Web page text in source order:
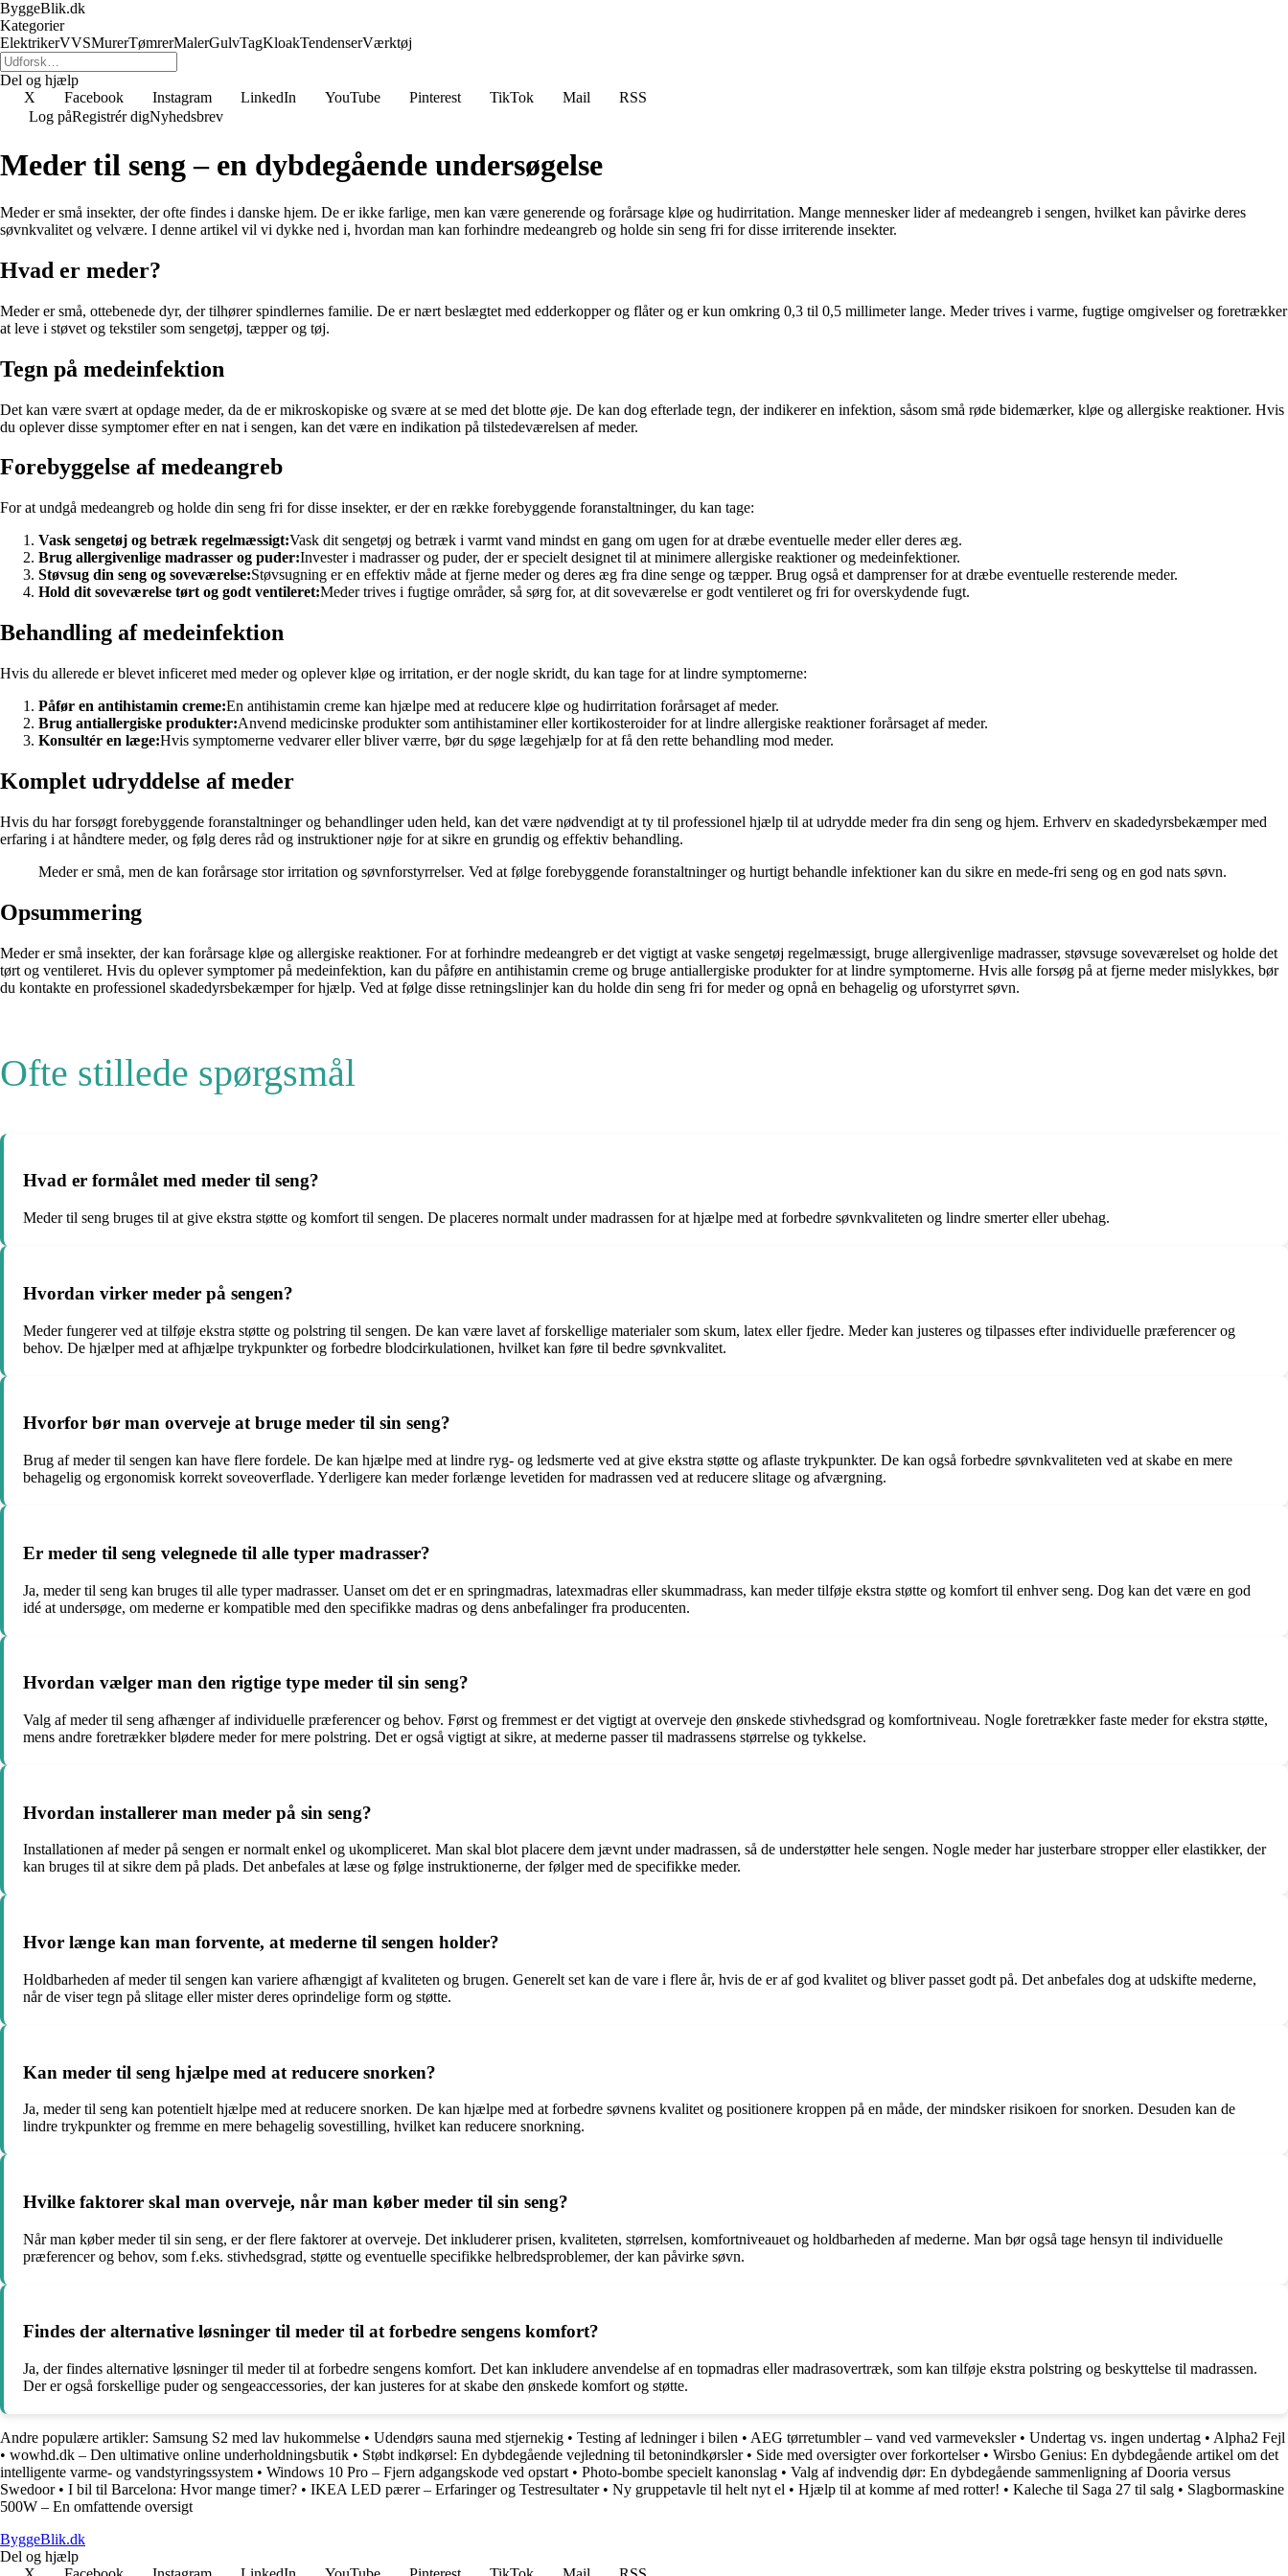
ByggeBlik.dk
Kategorier
ElektrikerVVSMurerTømrerMalerGulvTagKloakTendenserVærktøj
Del og hjælp
X
Facebook Instagram LinkedIn YouTube Pinterest TikTok Mail
RSS
Log påRegistrér digNyhedsbrev
Meder til seng – en dybdegående undersøgelse
Meder er små insekter, der ofte findes i danske hjem. De er ikke farlige, men kan være generende og forårsage kløe og hudirritation. Mange mennesker lider af medeangreb i sengen, hvilket kan påvirke deres
søvnkvalitet og velvære. I denne artikel vil vi dykke ned i, hvordan man kan forhindre medeangreb og holde sin seng fri for disse irriterende insekter.
Hvad er meder?
Meder er små, ottebenede dyr, der tilhører spindlernes familie. De er nært beslægtet med edderkopper og flåter og er kun omkring 0,3 til 0,5 millimeter lange. Meder trives i varme, fugtige omgivelser og foretrækker
at leve i støvet og tekstiler som sengetøj, tæpper og tøj.
Tegn på medeinfektion
Det kan være svært at opdage meder, da de er mikroskopiske og svære at se med det blotte øje. De kan dog efterlade tegn, der indikerer en infektion, såsom små røde bidemærker, kløe og allergiske reaktioner. Hvis
du oplever disse symptomer efter en nat i sengen, kan det være en indikation på tilstedeværelsen af meder.
Forebyggelse af medeangreb
For at undgå medeangreb og holde din seng fri for disse insekter, er der en række forebyggende foranstaltninger, du kan tage:
Vask sengetøj og betræk regelmæssigt:Vask dit sengetøj og betræk i varmt vand mindst en gang om ugen for at dræbe eventuelle meder eller deres æg.
Brug allergivenlige madrasser og puder:Invester i madrasser og puder, der er specielt designet til at minimere allergiske reaktioner og medeinfektioner.
Støvsug din seng og soveværelse:Støvsugning er en effektiv måde at fjerne meder og deres æg fra dine senge og tæpper. Brug også et damprenser for at dræbe eventuelle resterende meder.
Hold dit soveværelse tørt og godt ventileret:Meder trives i fugtige områder, så sørg for, at dit soveværelse er godt ventileret og fri for overskydende fugt.
Behandling af medeinfektion
Hvis du allerede er blevet inficeret med meder og oplever kløe og irritation, er der nogle skridt, du kan tage for at lindre symptomerne:
Påfør en antihistamin creme:En antihistamin creme kan hjælpe med at reducere kløe og hudirritation forårsaget af meder.
Brug antiallergiske produkter:Anvend medicinske produkter som antihistaminer eller kortikosteroider for at lindre allergiske reaktioner forårsaget af meder.
Konsultér en læge:Hvis symptomerne vedvarer eller bliver værre, bør du søge lægehjælp for at få den rette behandling mod meder.
Komplet udryddelse af meder
Hvis du har forsøgt forebyggende foranstaltninger og behandlinger uden held, kan det være nødvendigt at ty til professionel hjælp til at udrydde meder fra din seng og hjem. Erhverv en skadedyrsbekæmper med
erfaring i at håndtere meder, og følg deres råd og instruktioner nøje for at sikre en grundig og effektiv behandling.
Meder er små, men de kan forårsage stor irritation og søvnforstyrrelser. Ved at følge forebyggende foranstaltninger og hurtigt behandle infektioner kan du sikre en mede-fri seng og en god nats søvn.
Opsummering
Meder er små insekter, der kan forårsage kløe og allergiske reaktioner. For at forhindre medeangreb er det vigtigt at vaske sengetøj regelmæssigt, bruge allergivenlige madrasser, støvsuge soveværelset og holde det
tørt og ventileret. Hvis du oplever symptomer på medeinfektion, kan du påføre en antihistamin creme og bruge antiallergiske produkter for at lindre symptomerne. Hvis alle forsøg på at fjerne meder mislykkes, bør
du kontakte en professionel skadedyrsbekæmper for hjælp. Ved at følge disse retningslinjer kan du holde din seng fri for meder og opnå en behagelig og uforstyrret søvn.
Ofte stillede spørgsmål
Hvad er formålet med meder til seng?
Meder til seng bruges til at give ekstra støtte og komfort til sengen. De placeres normalt under madrassen for at hjælpe med at forbedre søvnkvaliteten og lindre smerter eller ubehag.
Hvordan virker meder på sengen?
Meder fungerer ved at tilføje ekstra støtte og polstring til sengen. De kan være lavet af forskellige materialer som skum, latex eller fjedre. Meder kan justeres og tilpasses efter individuelle præferencer og
behov. De hjælper med at afhjælpe trykpunkter og forbedre blodcirkulationen, hvilket kan føre til bedre søvnkvalitet.
Hvorfor bør man overveje at bruge meder til sin seng?
Brug af meder til sengen kan have flere fordele. De kan hjælpe med at lindre ryg- og ledsmerte ved at give ekstra støtte og aflaste trykpunkter. De kan også forbedre søvnkvaliteten ved at skabe en mere
behagelig og ergonomisk korrekt soveoverflade. Yderligere kan meder forlænge levetiden for madrassen ved at reducere slitage og afværgning.
Er meder til seng velegnede til alle typer madrasser?
Ja, meder til seng kan bruges til alle typer madrasser. Uanset om det er en springmadras, latexmadras eller skummadrass, kan meder tilføje ekstra støtte og komfort til enhver seng. Dog kan det være en god
idé at undersøge, om mederne er kompatible med den specifikke madras og dens anbefalinger fra producenten.
Hvordan vælger man den rigtige type meder til sin seng?
Valg af meder til seng afhænger af individuelle præferencer og behov. Først og fremmest er det vigtigt at overveje den ønskede stivhedsgrad og komfortniveau. Nogle foretrækker faste meder for ekstra støtte,
mens andre foretrækker blødere meder for mere polstring. Det er også vigtigt at sikre, at mederne passer til madrassens størrelse og tykkelse.
Hvordan installerer man meder på sin seng?
Installationen af meder på sengen er normalt enkel og ukompliceret. Man skal blot placere dem jævnt under madrassen, så de understøtter hele sengen. Nogle meder har justerbare stropper eller elastikker, der
kan bruges til at sikre dem på plads. Det anbefales at læse og følge instruktionerne, der følger med de specifikke meder.
Hvor længe kan man forvente, at mederne til sengen holder?
Holdbarheden af meder til sengen kan variere afhængigt af kvaliteten og brugen. Generelt set kan de vare i flere år, hvis de er af god kvalitet og bliver passet godt på. Det anbefales dog at udskifte mederne,
når de viser tegn på slitage eller mister deres oprindelige form og støtte.
Kan meder til seng hjælpe med at reducere snorken?
Ja, meder til seng kan potentielt hjælpe med at reducere snorken. De kan hjælpe med at forbedre søvnens kvalitet og positionere kroppen på en måde, der mindsker risikoen for snorken. Desuden kan de
lindre trykpunkter og fremme en mere behagelig sovestilling, hvilket kan reducere snorkning.
Hvilke faktorer skal man overveje, når man køber meder til sin seng?
Når man køber meder til sin seng, er der flere faktorer at overveje. Det inkluderer prisen, kvaliteten, størrelsen, komfortniveauet og holdbarheden af mederne. Man bør også tage hensyn til individuelle
præferencer og behov, som f.eks. stivhedsgrad, støtte og eventuelle specifikke helbredsproblemer, der kan påvirke søvn.
Findes der alternative løsninger til meder til at forbedre sengens komfort?
Ja, der findes alternative løsninger til meder til at forbedre sengens komfort. Det kan inkludere anvendelse af en topmadras eller madrasovertræk, som kan tilføje ekstra polstring og beskyttelse til madrassen.
Der er også forskellige puder og sengeaccessories, der kan justeres for at skabe den ønskede komfort og støtte.
Andre populære artikler: Samsung S2 med lav hukommelse • Udendørs sauna med stjernekig • Testing af ledninger i bilen • AEG tørretumbler – vand ved varmeveksler• Undertag vs. ingen undertag • Alpha2 Fejl
• wowhd.dk – Den ultimative online underholdningsbutik • Støbt indkørsel: En dybdegående vejledning til betonindkørsler• Side med oversigter over forkortelser• Wirsbo Genius: En dybdegående artikel om det
intelligente varme- og vandstyringssystem • Windows 10 Pro – Fjern adgangskode ved opstart • Photo-bombe specielt kanonslag • Valg af indvendig dør: En dybdegående sammenligning af Dooria versus
Swedoor• I bil til Barcelona: Hvor mange timer? • IKEA LED pærer – Erfaringer og Testresultater• Ny gruppetavle til helt nyt el • Hjælp til at komme af med rotter! • Kaleche til Saga 27 til salg • Slagbormaskine
500W – En omfattende oversigt
ByggeBlik.dk
Del og hjælp